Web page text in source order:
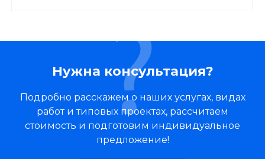
Нужна консультация?
Подробно расскажем о наших услугах, видах
работ и типовых проектах, рассчитаем
стоимость и подготовим индивидуальное
предложение!